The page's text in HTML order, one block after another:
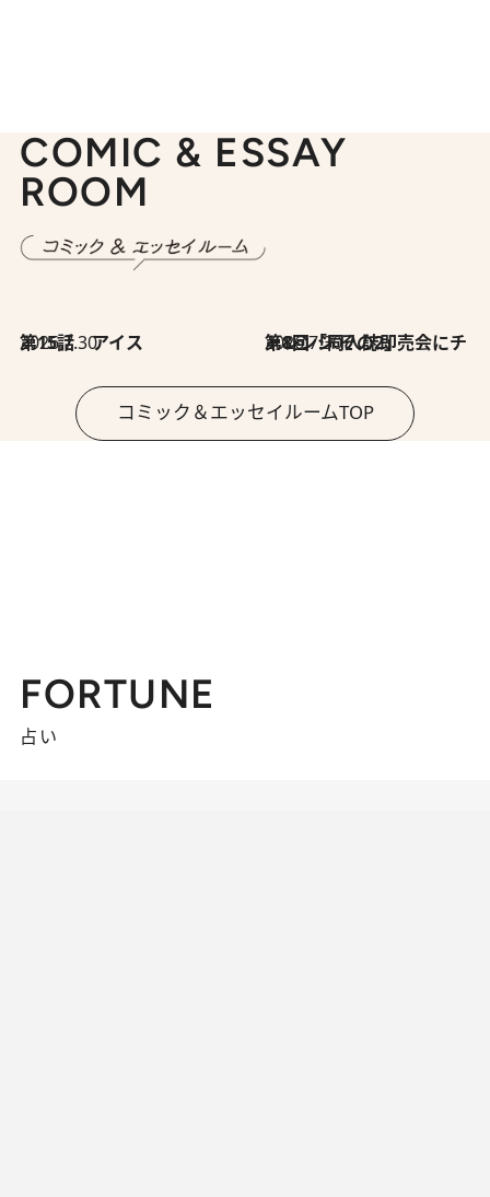
COMIC & ESSAY
ROOM
2026.7.30
第15話 アイス 2026.7.30
第8回「同人誌即売会にチャレンジ その2」
コミック＆エッセイルームTOP
FORTUNE
占い